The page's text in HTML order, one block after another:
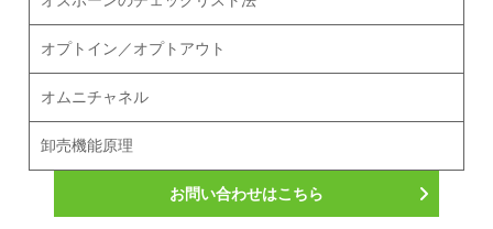
オプトイン／オプトアウト
オムニチャネル
卸売機能原理
お問い合わせはこちら